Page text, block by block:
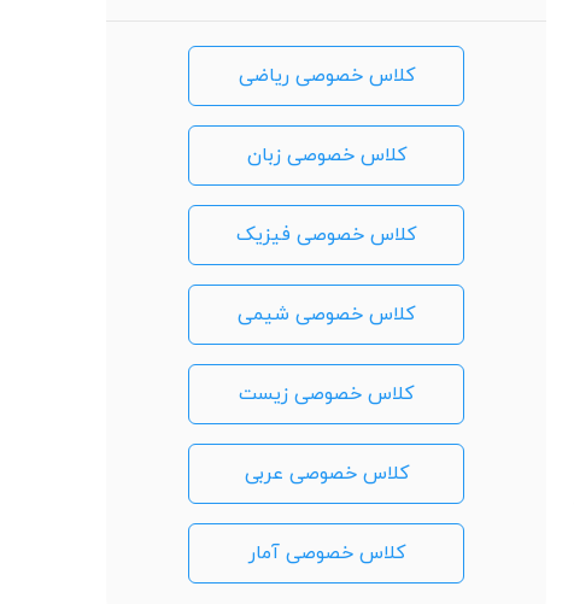
کلاس خصوصی ریاضی
کلاس خصوصی زبان
کلاس خصوصی فیزیک
کلاس خصوصی شیمی
کلاس خصوصی زیست
کلاس خصوصی عربی
کلاس خصوصی آمار